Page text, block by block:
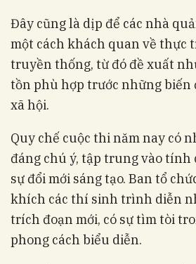
Đây cũng là dịp để các nhà
một cách khách quan về thực
truyền thống, từ đó đề xuất
tồn phù hợp trước những biến
xã hội.
Quy chế cuộc thi năm nay có
đáng chú ý, tập trung vào
sự đổi mới sáng tạo. Ban tổ
khích các thí sinh trình diễn
trích đoạn mới, có sự tìm tòi
phong cách biểu diễn.